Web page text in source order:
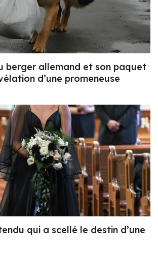
berger allemand et son paquet
d’une promeneuse
qui a scellé le destin d’une